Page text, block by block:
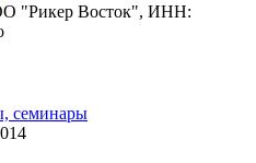
"Рикер Восток", ИНН:
семинары